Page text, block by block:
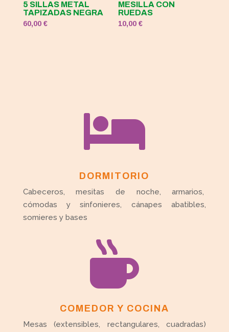
5 SILLAS METAL
TAPIZADAS NEGRA
60,00 €
MESILLA CON
RUEDAS
10,00€

DORMITORIO
Cabeceros, mesitas de noche, armarios,
cómodas y sinfonieres, cánapes abatibles,
somieres y bases

COMEDOR Y COCINA
Mesas (extensibles, rectangulares, cuadradas)